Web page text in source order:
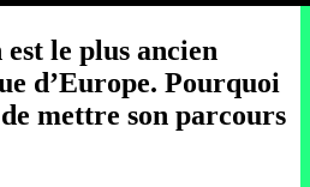
le plus ancien
d’Europe. Pourquoi
mettre son parcours